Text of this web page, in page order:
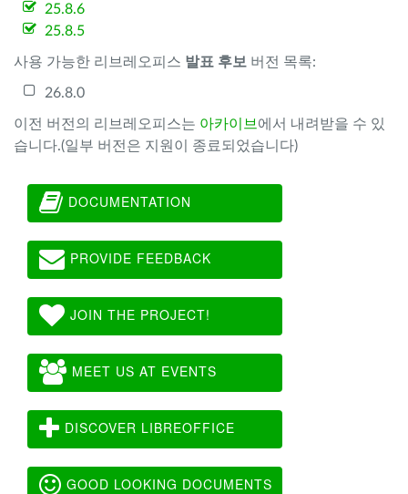
25.8.6
25.8.5
사용 가능한 리브레오피스 발표 후보 버전 목록:
26.8.0
이전 버전의 리브레오피스는 아카이브 에서 내려받을 수 있
습니다.(일부 버전은 지원이 종료되었습니다)
DOCUMENTATION
PROVIDE FEEDBACK
JOIN THE PROJECT!
MEET US AT EVENTS
DISCOVER LIBREOFFICE
GOOD LOOKING DOCUMENTS